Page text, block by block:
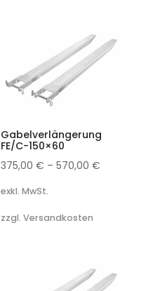
Gabelverlängerung
FE/C-150×60
375,00€ –570,00€
exkl. MwSt.
zzgl. Versandkosten